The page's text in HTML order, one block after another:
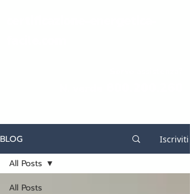
BLOG Iscriviti
All Posts
All Posts